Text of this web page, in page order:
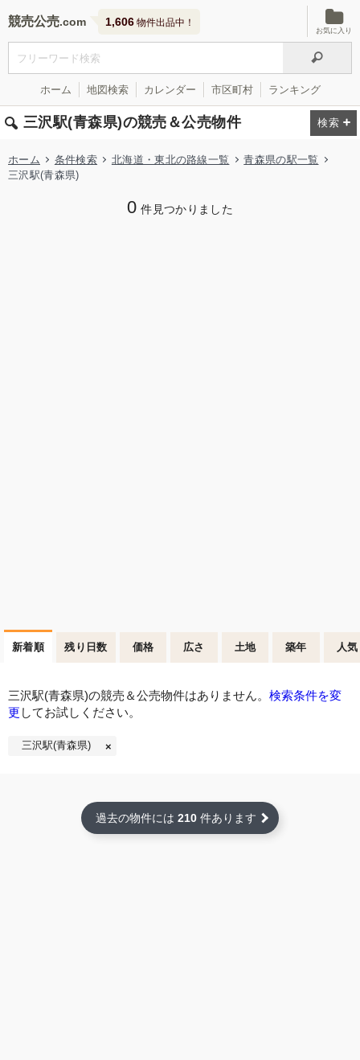
競売公売 1,606 物件出品中！
お気に入り
ホーム 地図検索 カレンダー 市区町村 ランキング
三沢駅(青森県)の競売＆公売物件
ホーム 条件検索 北海道・東北の路線一覧
青森県の駅一覧
三沢駅(青森県)
0 件見つかりました
新着順 残り日数 価格 広さ 土地 築年 人気
三沢駅(青森県)の競売＆公売物件はありません。 検索条件を変
更 してお試しください。
三沢駅(青森県)
過去の物件には 210 件あります